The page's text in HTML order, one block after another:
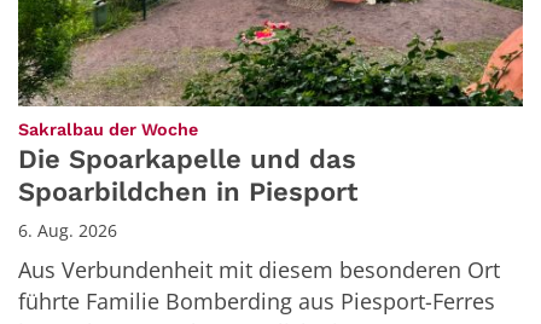
Sakralbau der Woche:
Die Spoarkapelle und das
Spoarbildchen in Piesport
6. Aug. 2026
Aus Verbundenheit mit diesem besonderen Ort
führte Familie Bomberding aus Piesport-Ferres